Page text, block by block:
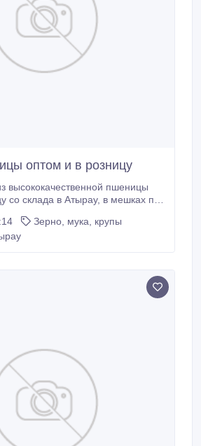
оптом и в розницу
высококачественной пшеницы
со склада в Атырау, в мешках по
Зерно, мука, крупы